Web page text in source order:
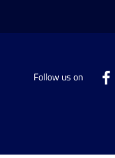
Follow us on